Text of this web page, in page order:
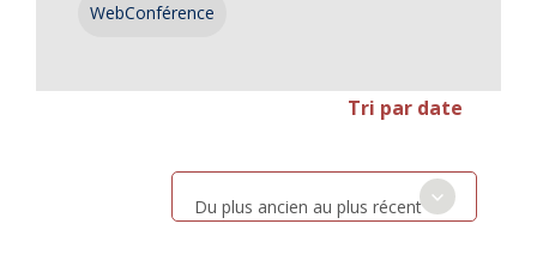
WebConférence
Tri par date
Du plus ancien au plus récent